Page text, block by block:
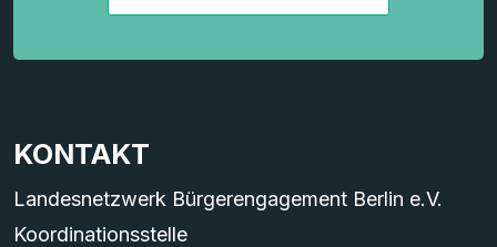
KONTAKT
Landesnetzwerk Bürgerengagement Berlin e.V.
Koordinationsstelle